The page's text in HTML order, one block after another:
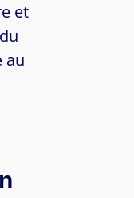
et
au